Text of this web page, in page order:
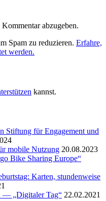
abzugeben.
Spam zu reduzieren. Erfahre,
werden.
kannst.
Stiftung für Engagement und
mobile Nutzung 20.08.2023
Bike Sharing Europe“
Karten, stundenweise
— „Digitaler Tag“ 22.02.2021